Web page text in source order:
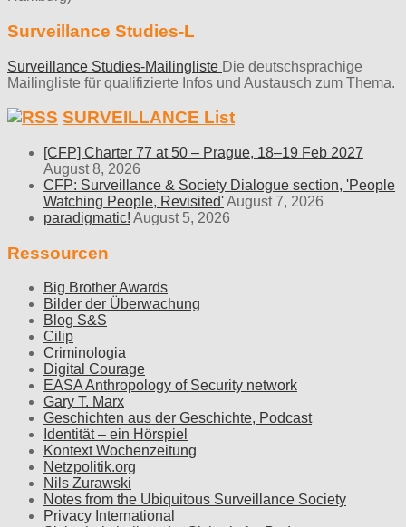
Surveillance Studies-L
Surveillance Studies-Mailingliste Die deutschsprachige
Mailingliste für qualifizierte Infos und Austausch zum Thema.
SURVEILLANCE List
[CFP] Charter 77 at 50 – Prague, 18–19 Feb 2027
August 8, 2026
CFP: Surveillance & Society Dialogue section, 'People
Watching People, Revisited'August 7, 2026
paradigmatic! August 5, 2026
Ressourcen
Big Brother Awards
Bilder der Überwachung
Blog S&S
Cilip
Criminologia
Digital Courage
EASA Anthropology of Security network
Gary T. Marx
Geschichten aus der Geschichte, Podcast
Identität – ein Hörspiel
Kontext Wochenzeitung
Netzpolitik.org
Nils Zurawski
Notes from the Ubiquitous Surveillance Society
Privacy International